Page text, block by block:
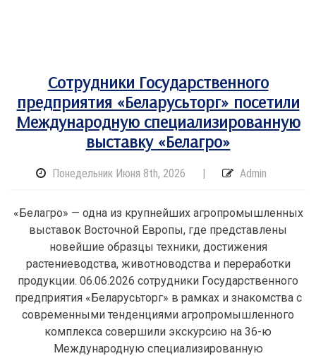
Сотрудники Государственного
предприятия «Беларусьторг» посетили
Международную специализированную
выставку «Белагро»
Понедельник Июня 8th, 2026 | Admin
«Белагро» — одна из крупнейших агропромышленных
выставок Восточной Европы, где представлены
новейшие образцы техники, достижения
растениеводства, животноводства и переработки
продукции. 06.06.2026 сотрудники Государственного
предприятия «Беларусьторг» в рамках и знакомства с
современными тенденциями агропромышленного
комплекса совершили экскурсию на 36-ю
Международную специализированную